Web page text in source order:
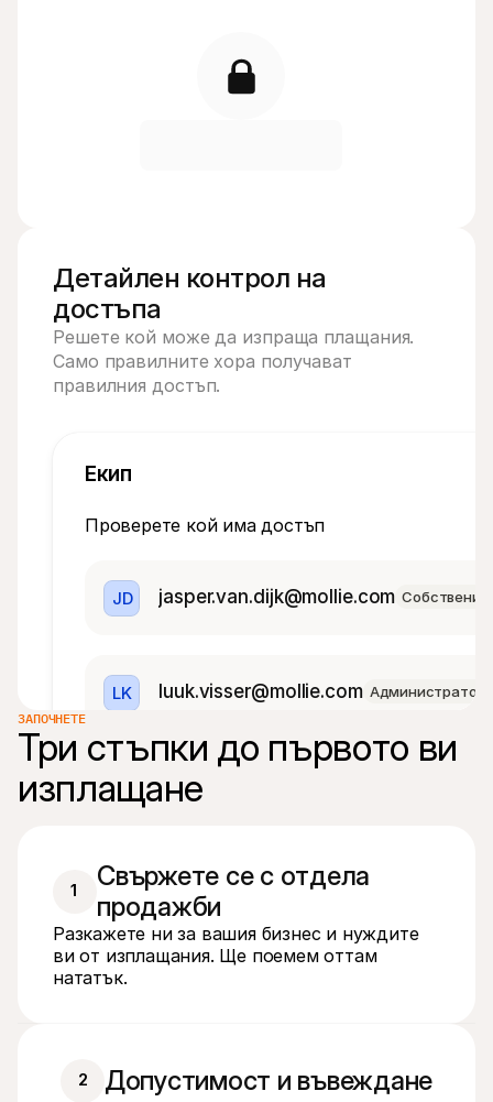
Детайлен контрол на
достъпа
Решете кой може да изпраща плащания.
Само правилните хора получават
правилния достъп.
Екип
Проверете кой има достъп
LK luuk.visser@mollie.com Администратор
КМ koen.mulder@mollie.com
CC camille.van.den.bogeart@mollie.com
JD jasper.van.dijk@mollie.com Собственик
ЗАПОЧНЕТЕ
Три стъпки до първото ви
изплащане
1
Свържете се с отдела
продажби
Разкажете ни за вашия бизнес и нуждите
ви от изплащания. Ще поемем оттам
нататък.
2 Допустимост и въвеждане